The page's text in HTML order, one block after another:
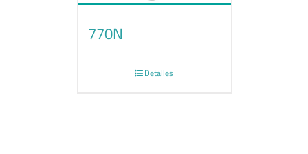
770N
Detalles